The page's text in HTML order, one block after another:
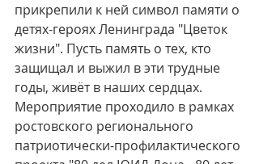
прикрепили к ней символ памяти о
детях-героях Ленинграда "Цветок
жизни". Пусть память о тех, кто
защищал и выжил в эти трудные
годы, живёт в наших сердцах.
Мероприятие проходило в рамках
ростовского регионального
патриотически-профилактического